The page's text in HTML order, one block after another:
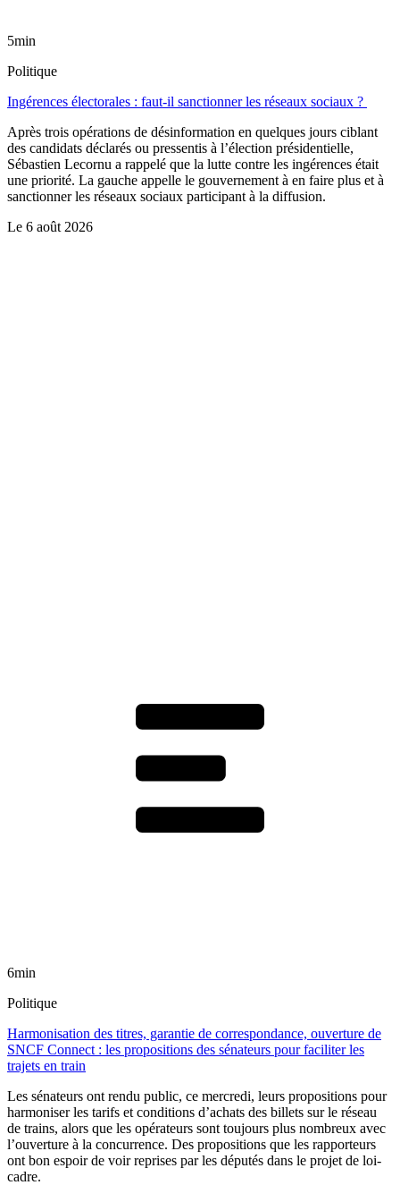
5min
Politique
Ingérences électorales : faut-il sanctionner les réseaux sociaux ?
Après trois opérations de désinformation en quelques jours ciblant
des candidats déclarés ou pressentis à l’élection présidentielle,
Sébastien Lecornu a rappelé que la lutte contre les ingérences était
une priorité. La gauche appelle le gouvernement à en faire plus et à
sanctionner les réseaux sociaux participant à la diffusion.
Le 6 août 2026
6min
Politique
Harmonisation des titres, garantie de correspondance, ouverture de
SNCF Connect : les propositions des sénateurs pour faciliter les
trajets en train
Les sénateurs ont rendu public, ce mercredi, leurs propositions pour
harmoniser les tarifs et conditions d’achats des billets sur le réseau
de trains, alors que les opérateurs sont toujours plus nombreux avec
l’ouverture à la concurrence. Des propositions que les rapporteurs
ont bon espoir de voir reprises par les députés dans le projet de loi-
cadre.